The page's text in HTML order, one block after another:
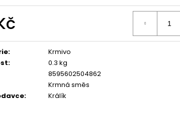
:
Krmivo
:
0.3 kg
8595602504862
Krmná směs
: Králík
79 Kč